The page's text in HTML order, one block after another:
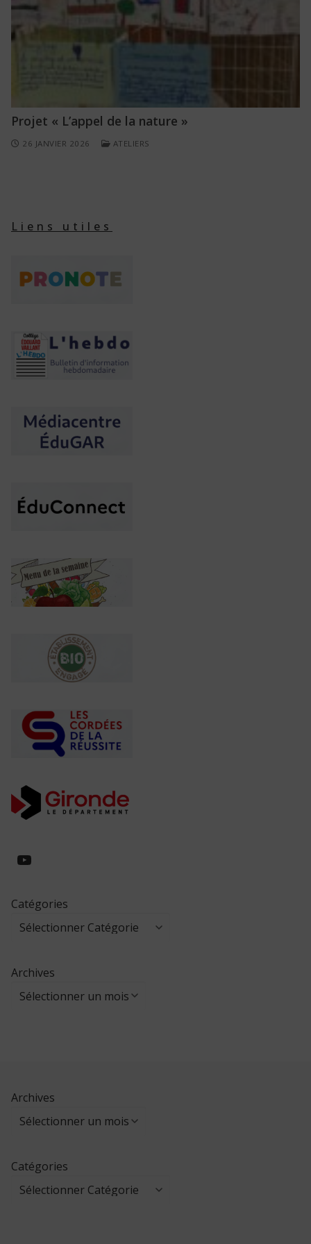
Projet « L’appel de la nature »
26 JANVIER 2026 ATELIERS
Liens utiles
https://www.youtube.com/
Catégories
Archives
Archives
Catégories